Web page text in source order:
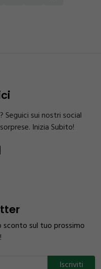
sui nostri social
Inizia Subito!
sul tuo prossimo